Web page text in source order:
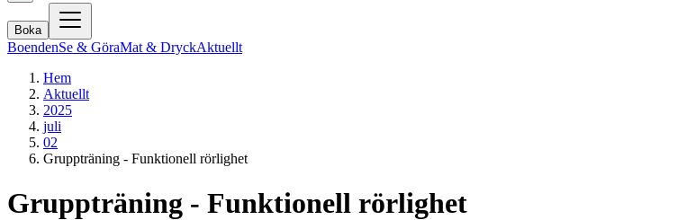
Boka
BoendenSe & GöraMat & DryckAktuellt
Hem
Aktuellt
2025
juli
02
Gruppträning - Funktionell rörlighet
Gruppträning - Funktionell rörlighet